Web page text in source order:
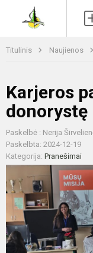
Titulinis Naujienos
Karjeros
donorystę
Paskelbė : Nerija
Paskelbta: 2024-12-19
Kategorija: Pranešimai